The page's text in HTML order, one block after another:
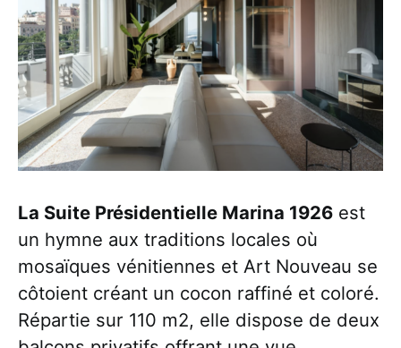
La Suite Présidentielle Marina 1926 est
un hymne aux traditions locales où
mosaïques vénitiennes et Art Nouveau se
côtoient créant un cocon raffiné et coloré.
Répartie sur 110 m2, elle dispose de deux